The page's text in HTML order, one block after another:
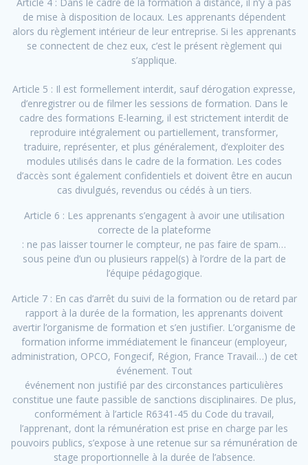
de mise à disposition de locaux. Les apprenants dépendent
alors du règlement intérieur de leur entreprise. Si les apprenants
se connectent de chez eux, c’est le présent règlement qui
s’applique.
Article 5 : Il est formellement interdit, sauf dérogation expresse,
d’enregistrer ou de filmer les sessions de formation. Dans le
cadre des formations E-learning, il est strictement interdit de
reproduire intégralement ou partiellement, transformer,
traduire, représenter, et plus généralement, d’exploiter des
modules utilisés dans le cadre de la formation. Les codes
d’accès sont également confidentiels et doivent être en aucun
cas divulgués, revendus ou cédés à un tiers.
Article 6 : Les apprenants s’engagent à avoir une utilisation
correcte de la plateforme
: ne pas laisser tourner le compteur, ne pas faire de spam…
sous peine d’un ou plusieurs rappel(s) à l’ordre de la part de
l’équipe pédagogique.
Article 7 : En cas d’arrêt du suivi de la formation ou de retard par
rapport à la durée de la formation, les apprenants doivent
avertir l’organisme de formation et s’en justifier. L’organisme de
formation informe immédiatement le financeur (employeur,
administration, OPCO, Fongecif, Région, France Travail…) de cet
événement. Tout
événement non justifié par des circonstances particulières
constitue une faute passible de sanctions disciplinaires. De plus,
conformément à l’article R6341-45 du Code du travail,
l’apprenant, dont la rémunération est prise en charge par les
pouvoirs publics, s’expose à une retenue sur sa rémunération de
stage proportionnelle à la durée de l’absence.